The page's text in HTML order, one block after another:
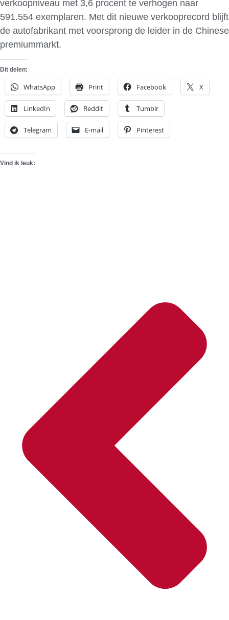
verkoopniveau met 3,6 procent te verhogen naar
591.554 exemplaren. Met dit nieuwe verkooprecord blijft
de autofabrikant met voorsprong de leider in de Chinese
premiummarkt.
Dit delen:
WhatsApp Print Facebook X
LinkedIn Reddit Tumblr
Telegram E-mail Pinterest
Vind ik leuk: